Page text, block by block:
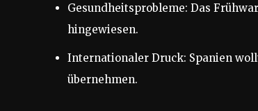
Gesundheitsprobleme: Das
hingewiesen.
Internationaler Druck: Spanien
übernehmen.